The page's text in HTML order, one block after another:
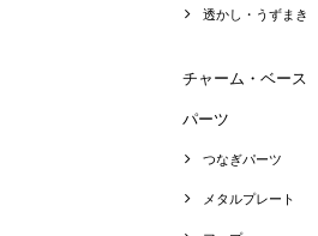
透かし・うずまき
チャーム・ベース
パーツ
つなぎパーツ
メタルプレート